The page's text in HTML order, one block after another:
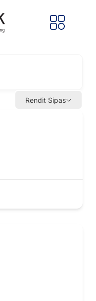
Rendit Sipas